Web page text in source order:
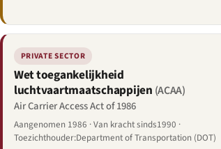
PRIVATE SECTOR
Wet toegankelijkheid
luchtvaartmaatschappijen (ACAA)
Air Carrier Access Act of 1986
Aangenomen 1986 · Van kracht sinds1990 ·
Toezichthouder:Department of Transportation (DOT)